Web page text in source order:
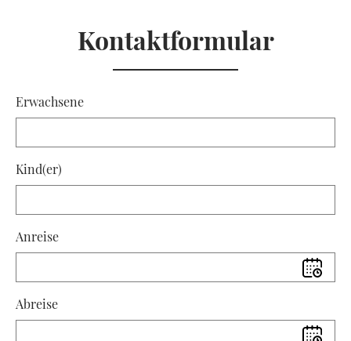
Kontaktformular
Erwachsene
Kind(er)
Anreise
Abreise